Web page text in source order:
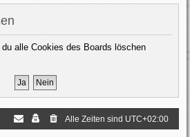
alle Cookies des Boards löschen
Alle Zeiten sind UTC+02:00